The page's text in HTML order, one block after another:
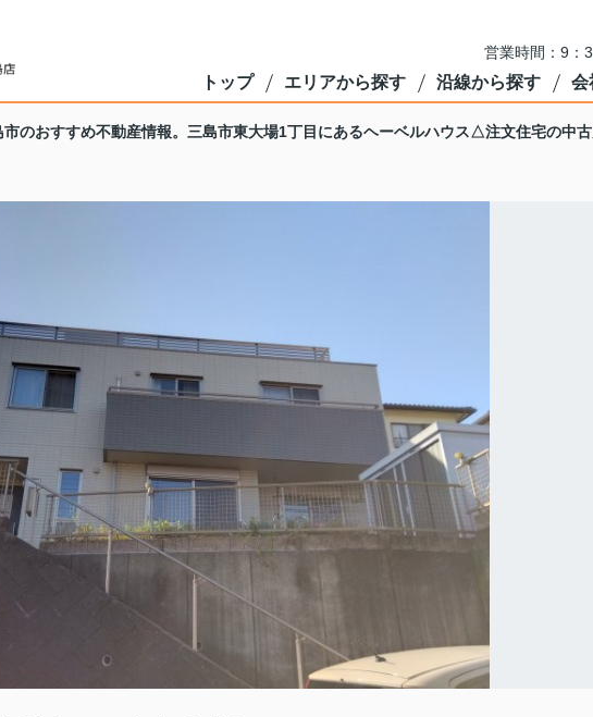
営業時間：9：
トップ エリアから探す 沿線から探す 会
市のおすすめ不動産情報。三島市東大場1丁目にあるヘーベルハウス△注文住宅の中